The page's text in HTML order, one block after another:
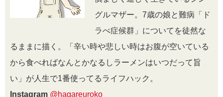
グルマザー。7歳の娘と難病「ド
ラべ症候群」についてを徒然な
るままに描く。「辛い時や悲しい時はお腹が空いている
から食べればなんとかなるしラーメンはいつだって旨
い」が人生で1番使ってるライフハック。
Instagram @hagareuroko